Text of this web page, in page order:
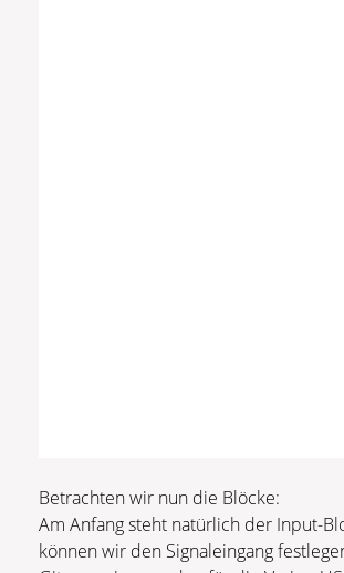
Betrachten wir nun die Blöcke:
Am Anfang steht natürlich der Input-
können wir den Signaleingang